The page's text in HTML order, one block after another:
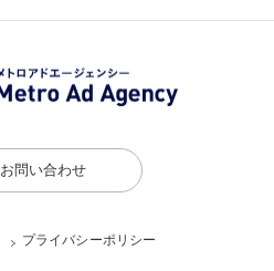
お問い合わせ
プライバシーポリシー